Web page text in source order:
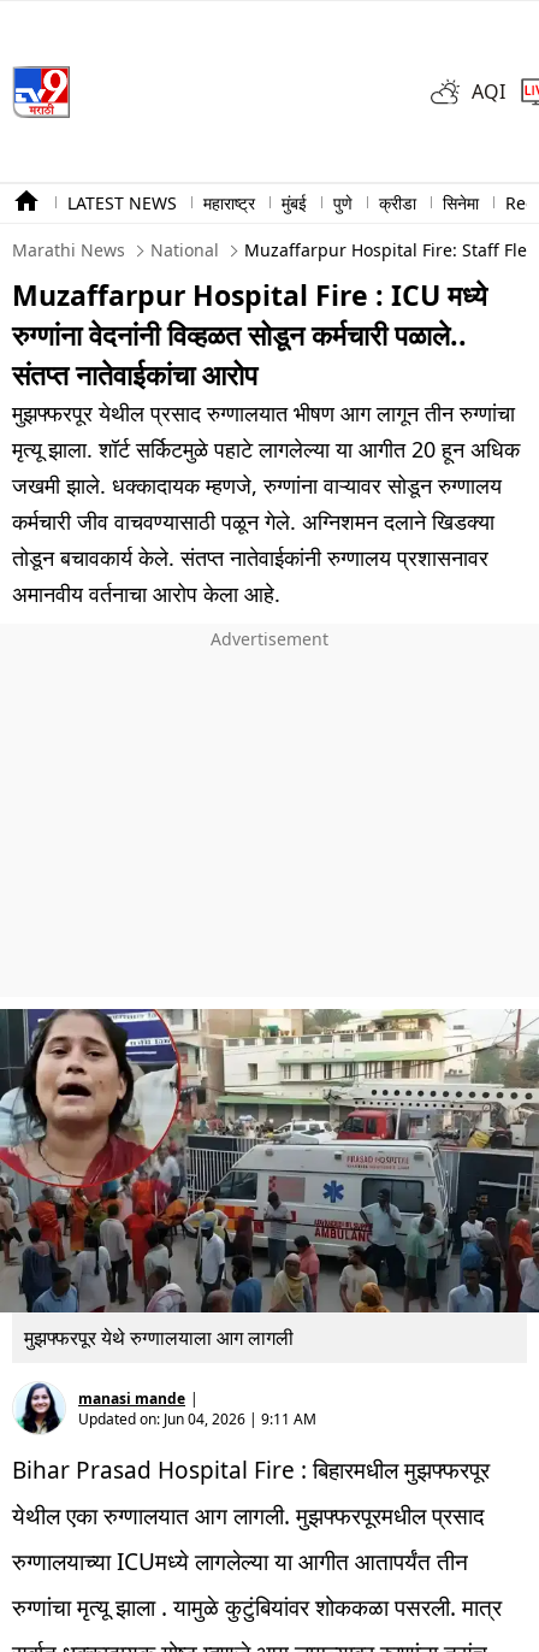
AQI
LATEST NEWS महाराष्ट्र मुंबई पुणे क्रीडा सिनेमा
Marathi News National Muzaffarpur Hospital Fire: Staff
Muzaffarpur Hospital Fire : ICU मध्ये
रुग्णांना वेदनांनी विव्हळत सोडून कर्मचारी पळाले..
संतप्त नातेवाईकांचा आरोप
मुझफ्फरपूर येथील प्रसाद रुग्णालयात भीषण आग लागून तीन रुग्णांचा
मृत्यू झाला. शॉर्ट सर्किटमुळे पहाटे लागलेल्या या आगीत 20 हून अधिक
जखमी झाले. धक्कादायक म्हणजे, रुग्णांना वाऱ्यावर सोडून रुग्णालय
कर्मचारी जीव वाचवण्यासाठी पळून गेले. अग्निशमन दलाने खिडक्या
तोडून बचावकार्य केले. संतप्त नातेवाईकांनी रुग्णालय प्रशासनावर
अमानवीय वर्तनाचा आरोप केला आहे.
मुझफ्फरपूर येथे रुग्णालयाला आग लागली
manasi mande |
Updated on: Jun 04, 2026 | 9:11 AM
Bihar Prasad Hospital Fire : बिहारमधील मुझफ्फरपूर
येथील एका रुग्णालयात आग लागली. मुझफ्फरपूरमधील प्रसाद
रुग्णालयाच्या ICUमध्ये लागलेल्या या आगीत आतापर्यंत तीन
रुग्णांचा मृत्यू झाला . यामुळे कुटुंबियांवर शोककळा पसरली. मात्र